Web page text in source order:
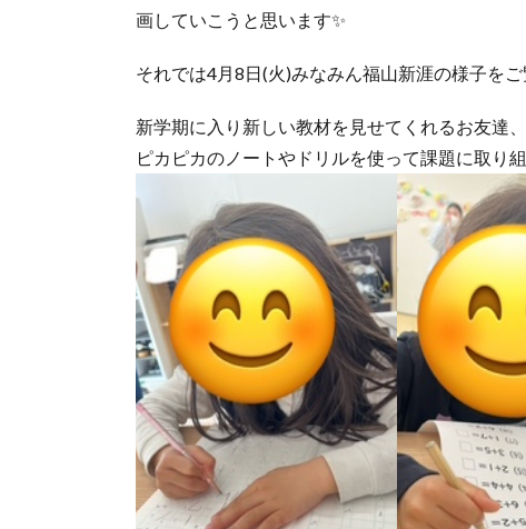
画していこうと思います✨
それでは4月8日(火)みなみん福山新涯の様子を
新学期に入り新しい教材を見せてくれるお友達
ピカピカのノートやドリルを使って課題に取り